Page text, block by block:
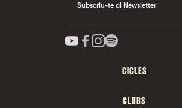
Subscriu-te al Newsletter
CICLES
CLUBS